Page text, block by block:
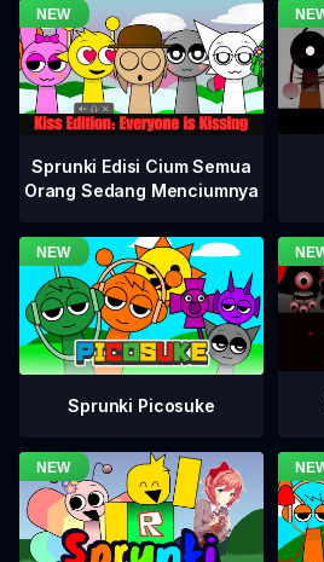
Sprunki Edisi Cium Semua
Orang Sedang Menciumnya
Sprunki Picosuke